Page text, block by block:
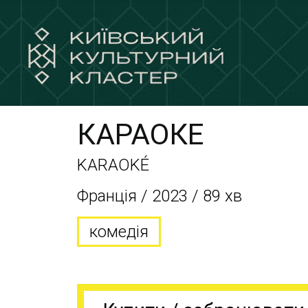
КАРАОКЕ
KARAOKÉ
Франція / 2023 / 89 хв
комедія